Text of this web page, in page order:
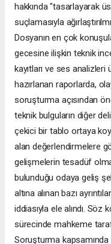
hakkında "tasarlayarak
suçlamasıyla
Dosyanın en çok
gecesine ilişkin teknik
kayıtları ve ses analizleri
hazırlanan raporlarda,
soruşturma açısından
teknik bulguların diğer
çekici bir tablo ortaya
alan değerlendirmelere
gelişmelerin tesadüf
bulunduğu odaya geliş
altına alınan bazı
iddiasıyla ele alındı. Söz
sürecinde mahkeme
Soruşturma kapsamında